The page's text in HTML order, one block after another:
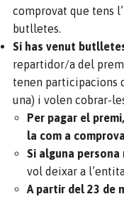
comprovat que tens
butlletes.
Si has venut
repartidor/a del
tenen participacions
una) i volen cobrar-
Per pagar el
la com a
Si alguna
vol deixar a
A partir del 23 de